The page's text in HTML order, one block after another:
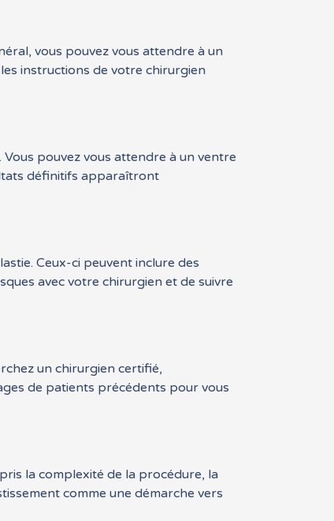
vous pouvez vous attendre à un
instructions de votre chirurgien
pouvez vous attendre à un ventre
définitifs apparaîtront
Ceux-ci peuvent inclure des
avec votre chirurgien et de suivre
un chirurgien certifié,
de patients précédents pour vous
la complexité de la procédure, la
comme une démarche vers